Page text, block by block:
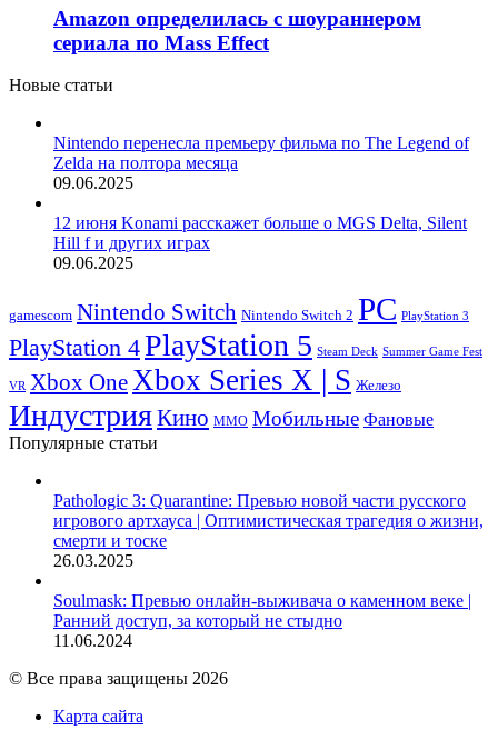
Amazon определилась с шоураннером
сериала по Mass Effect
Новые статьи
Nintendo перенесла премьеру фильма по The Legend of
Zelda на полтора месяца
09.06.2025
12 июня Konami расскажет больше о MGS Delta, Silent
Hill f и других играх
09.06.2025
gamescom Nintendo Switch Nintendo Switch 2 PC PlayStation 3
PlayStation 4PlayStation 5 Steam Deck Summer Game Fest
VR Xbox OneXbox Series X | S Железо
ИндустрияКино ММО Мобильные Фановые
Популярные статьи
Pathologic 3: Quarantine: Превью новой части русского
игрового артхауса | Оптимистическая трагедия о жизни,
смерти и тоске
26.03.2025
Soulmask: Превью онлайн-выживача о каменном веке |
Ранний доступ, за который не стыдно
11.06.2024
© Все права защищены 2026
Карта сайта